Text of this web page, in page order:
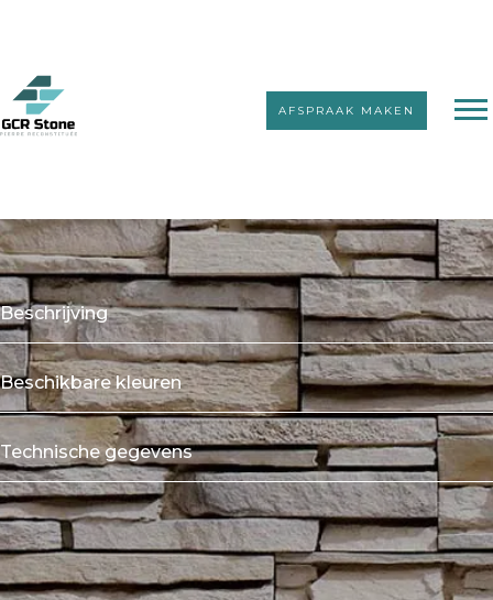
AFSPRAAK MAKEN
Beschrijving
Beschikbare kleuren
Technische gegevens